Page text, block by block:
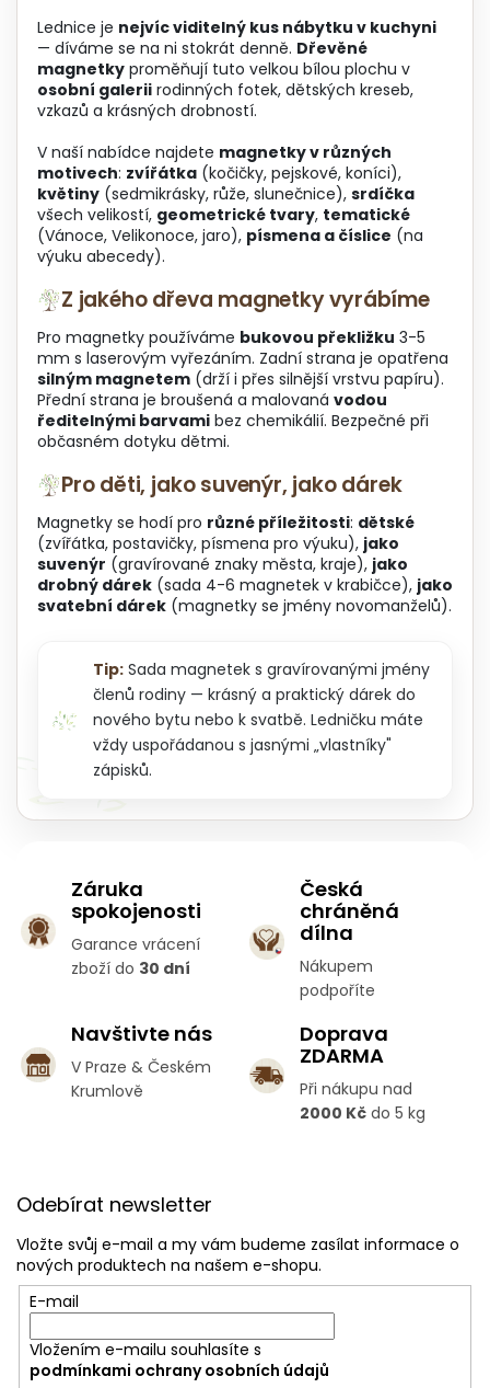
r
v
k
y
v
p
i
s
u
n
í
Lednice je nejvíc viditelný kus nábytku v kuchyni
— díváme se na ni stokrát denně. Dřevěné
magnetky proměňují tuto velkou bílou plochu v
osobní galerii rodinných fotek, dětských kreseb,
vzkazů a krásných drobností.
V naší nabídce najdete magnetky v různých
motivech: zvířátka (kočičky, pejskové, koníci),
květiny (sedmikrásky, růže, slunečnice), srdíčka
všech velikostí, geometrické tvary, tematické
(Vánoce, Velikonoce, jaro), písmena a číslice (na
výuku abecedy).
Z jakého dřeva magnetky vyrábíme
Pro magnetky používáme bukovou překližku 3-5
mm s laserovým vyřezáním. Zadní strana je opatřena
silným magnetem (drží i přes silnější vrstvu papíru).
Přední strana je broušená a malovaná vodou
ředitelnými barvami bez chemikálií. Bezpečné při
občasném dotyku dětmi.
Pro děti, jako suvenýr, jako dárek
Magnetky se hodí pro různé příležitosti: dětské
(zvířátka, postavičky, písmena pro výuku), jako
suvenýr (gravírované znaky města, kraje), jako
drobný dárek (sada 4-6 magnetek v krabičce), jako
svatební dárek (magnetky se jmény novomanželů).
Tip: Sada magnetek s gravírovanými jmény
členů rodiny — krásný a praktický dárek do
nového bytu nebo k svatbě. Ledničku máte
vždy uspořádanou s jasnými „vlastníky"
zápisků.
Záruka
spokojenosti
Garance vrácení
zboží do 30 dní
Česká
chráněná
dílna
Nákupem
podpoříte
Navštivte nás
V Praze & Českém
Krumlově
Doprava
ZDARMA
Při nákupu nad
2000 Kč do 5 kg
Odebírat newsletter
Vložte svůj e-mail a my vám budeme zasílat informace o
nových produktech na našem e-shopu.
E-mail
Vložením e-mailu souhlasíte s
podmínkami ochrany osobních údajů